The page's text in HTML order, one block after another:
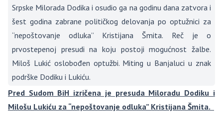
Srpske Milorada Dodika i osudio ga na godinu dana zatvora i
šest godina zabrane političkog delovanja po optužnici za
“nepoštovanje odluka” Kristijana Šmita. Reč je o
prvostepenoj presudi na koju postoji mogućnost žalbe.
Miloš Lukić oslobođen optužbi. Miting u Banjaluci u znak
podrške Dodiku i Lukiću.
Pred Sudom BiH izričena je presuda Miloradu Dodiku i
Milošu Lukiću za “nepoštovanje odluka” Kristijana Šmita.